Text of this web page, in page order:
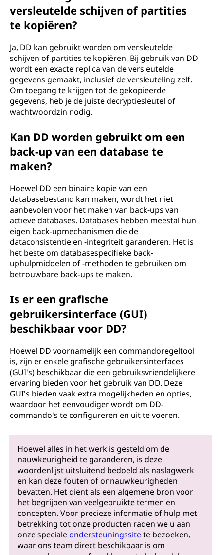
versleutelde schijven of partities
te kopiëren?
Ja, DD kan gebruikt worden om versleutelde
schijven of partities te kopiëren. Bij gebruik van DD
wordt een exacte replica van de versleutelde
gegevens gemaakt, inclusief de versleuteling zelf.
Om toegang te krijgen tot de gekopieerde
gegevens, heb je de juiste decryptiesleutel of
wachtwoordzin nodig.
Kan DD worden gebruikt om een
back-up van een database te
maken?
Hoewel DD een binaire kopie van een
databasebestand kan maken, wordt het niet
aanbevolen voor het maken van back-ups van
actieve databases. Databases hebben meestal hun
eigen back-upmechanismen die de
dataconsistentie en -integriteit garanderen. Het is
het beste om databasespecifieke back-
uphulpmiddelen of -methoden te gebruiken om
betrouwbare back-ups te maken.
Is er een grafische
gebruikersinterface (GUI)
beschikbaar voor DD?
Hoewel DD voornamelijk een commandoregeltool
is, zijn er enkele grafische gebruikersinterfaces
(GUI's) beschikbaar die een gebruiksvriendelijkere
ervaring bieden voor het gebruik van DD. Deze
GUI's bieden vaak extra mogelijkheden en opties,
waardoor het eenvoudiger wordt om DD-
commando's te configureren en uit te voeren.
Hoewel alles in het werk is gesteld om de
nauwkeurigheid te garanderen, is deze
woordenlijst uitsluitend bedoeld als naslagwerk
en kan deze fouten of onnauwkeurigheden
bevatten. Het dient als een algemene bron voor
het begrijpen van veelgebruikte termen en
concepten. Voor precieze informatie of hulp met
betrekking tot onze producten raden we u aan
onze specialeondersteuningssitete bezoeken,
waar ons team direct beschikbaar is om